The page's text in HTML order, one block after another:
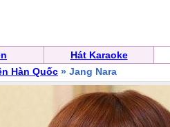
Hát Karaoke
Hàn Quốc » Jang Nara